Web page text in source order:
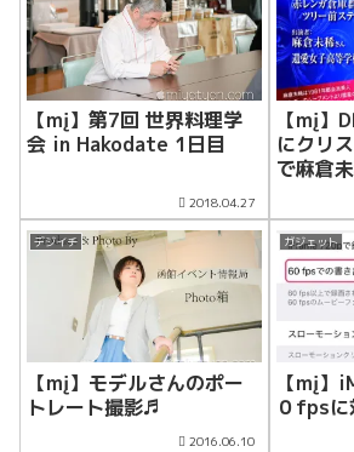
【mį】第7回 世界料理学
会 in Hakodate 1日目
2018.04.27
【mį】
にクリ
で麻倉
デジイチ
【mį】モデルさんのポー
トレート撮影♬
2016.06.10
ガジェット
【mį】
０fpsに